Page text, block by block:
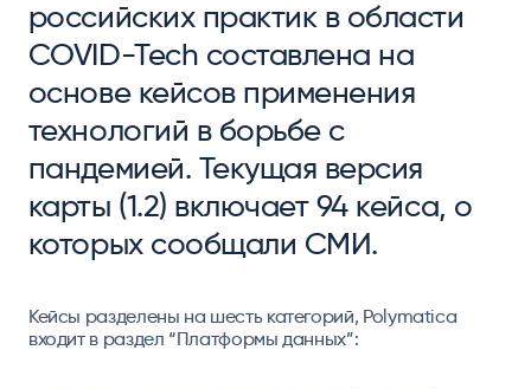
российских практик в области
COVID-Tech составлена на
основе кейсов применения
технологий в борьбе с
пандемией. Текущая версия
карты (1.2) включает 94 кейса, о
которых сообщали СМИ.
Кейсы разделены на шесть категорий, Polymatica
входит в раздел “Платформы данных”: